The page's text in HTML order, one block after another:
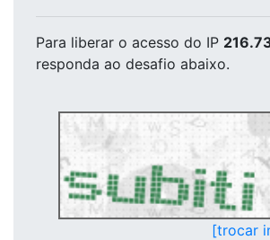
Para liberar o acesso do IP
responda ao desafio abaixo.
[trocar